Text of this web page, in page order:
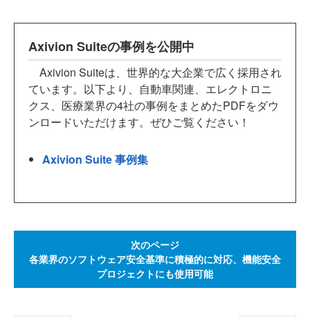
Axivion Suiteの事例を公開中
Axivion Suiteは、世界的な大企業で広く採用され
ています。以下より、自動車関連、エレクトロニ
クス、医療業界の4社の事例をまとめたPDFをダウ
ンロードいただけます。ぜひご覧ください！
Axivion Suite 事例集
次のページ
各業界のソフトウェア安全基準に積極的に対応、機能安全
プロジェクトにも使用可能